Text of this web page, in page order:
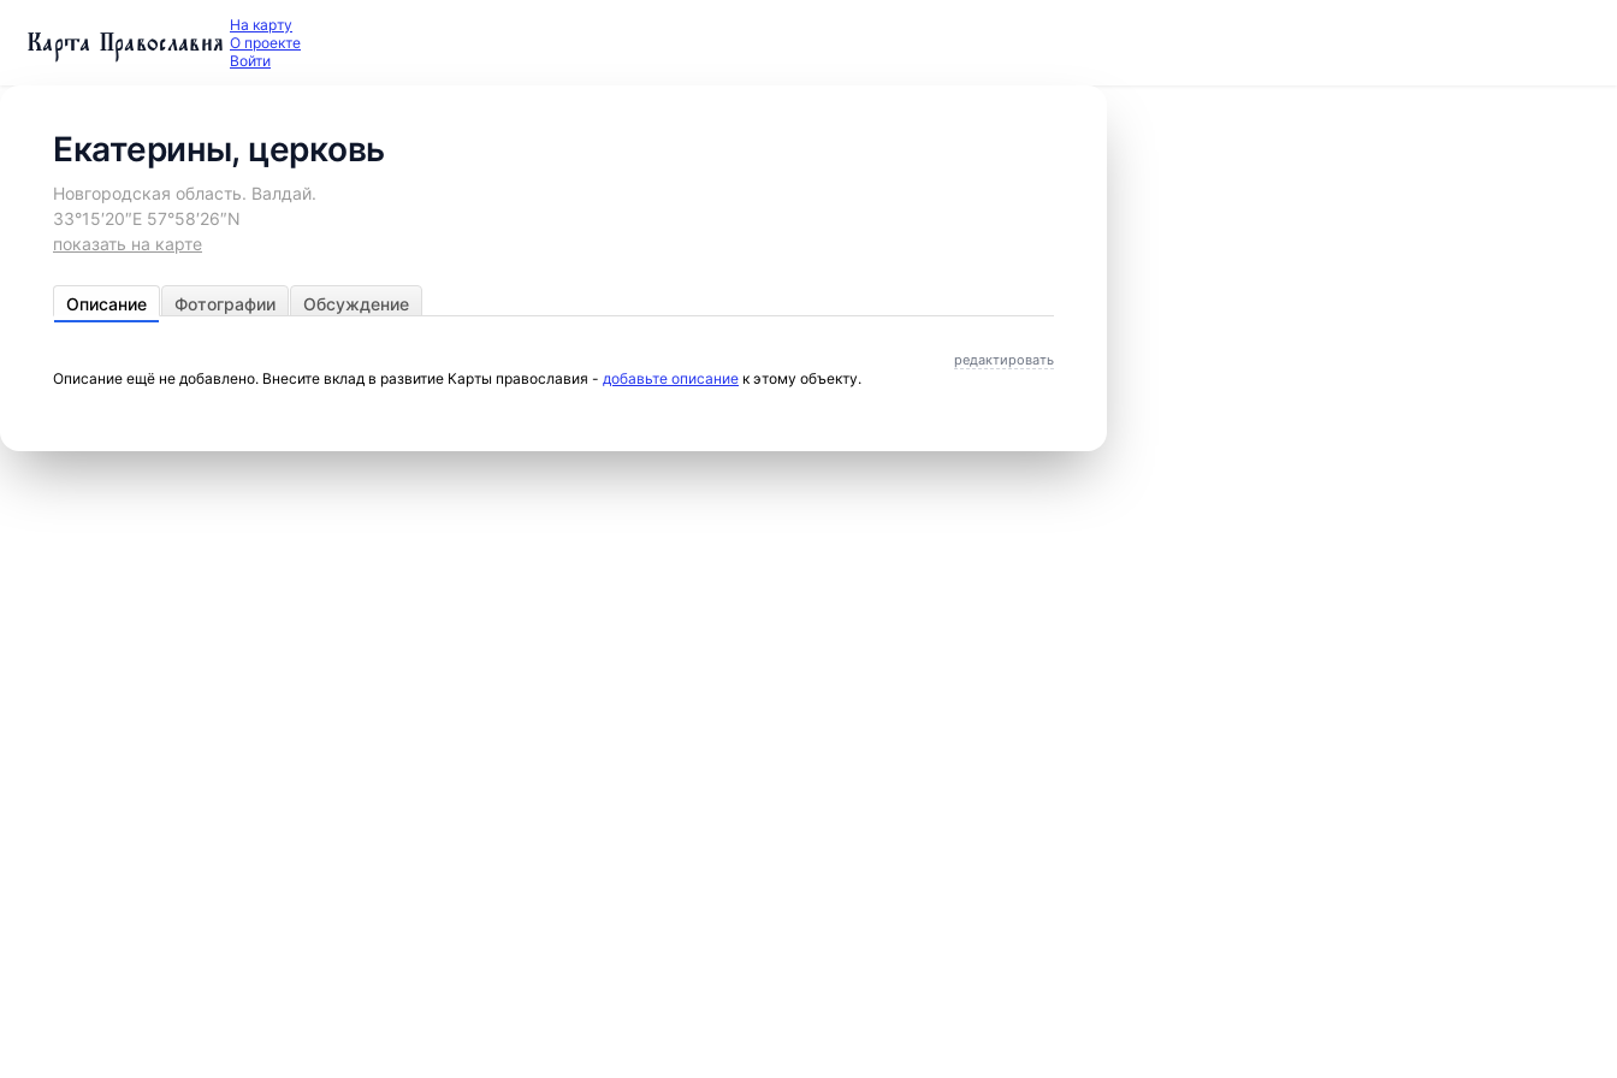
Карта Православия На карту
О проекте
Войти
Екатерины, церковь
Новгородская область. Валдай.
33°15′20″E 57°58′26″N
показать на карте
Описание Фотографии Обсуждение
редактировать
Описание ещё не добавлено. Внесите вклад в развитие Карты православия - добавьте описание к этому объекту.